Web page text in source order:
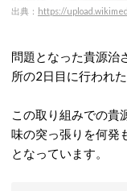
出典： https://
問題となった貴源治
所の2日目に行われ
この取り組みでの貴
味の突っ張りを何発
となっています。